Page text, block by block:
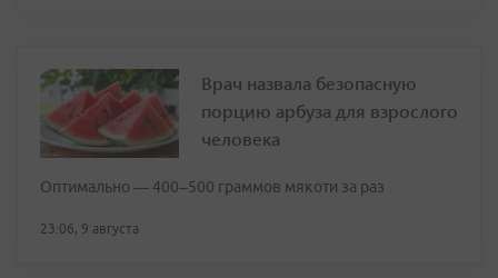
Врач назвала безопасную
порцию арбуза для взрослого
человека
Оптимально — 400–500 граммов мякоти за раз
23:06, 9 августа